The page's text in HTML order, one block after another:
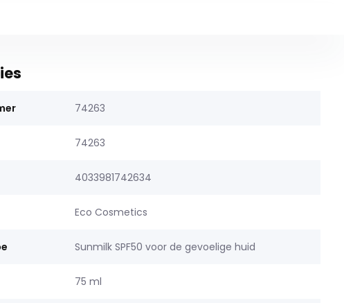
74263
74263
4033981742634
Eco Cosmetics
Sunmilk SPF50 voor de gevoelige huid
75 ml